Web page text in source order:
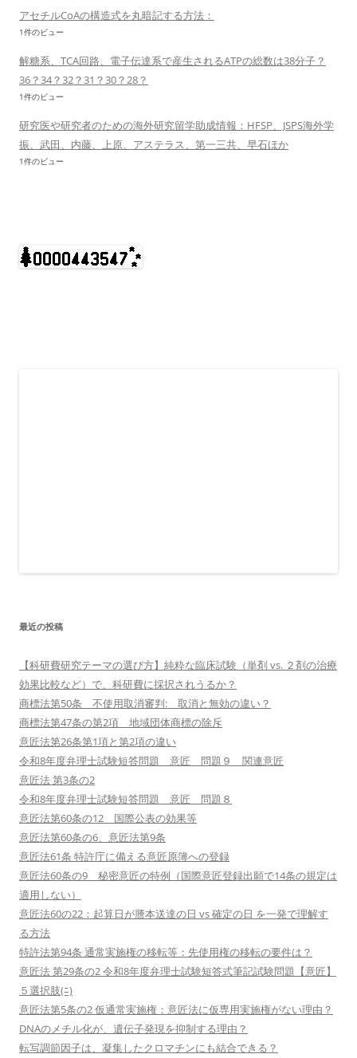
アセチルCoAの構造式を丸暗記する方法：
1件のビュー
解糖系、TCA回路、電子伝達系で産生されるATPの総数は38分子？
36？34？32？31？30？28？
1件のビュー
研究医や研究者のための海外研究留学助成情報：HFSP、JSPS海外学
振、武田、内藤、上原、アステラス、第一三共、早石ほか
1件のビュー
最近の投稿
【科研費研究テーマの選び方】純粋な臨床試験（単剤 vs. ２剤の治療
効果比較など）で、科研費に採択されうるか？
商標法第50条 不使用取消審判: 取消と無効の違い？
商標法第47条の第2項 地域団体商標の除斥
意匠法第26条第1項と第2項の違い
令和8年度弁理士試験短答問題 意匠 問題９ 関連意匠
意匠法 第3条の2
令和8年度弁理士試験短答問題 意匠 問題８
意匠法第60条の12 国際公表の効果等
意匠法第60条の6、意匠法第9条
意匠法61条 特許庁に備える意匠原簿への登録
意匠法60条の9 秘密意匠の特例（国際意匠登録出願で14条の規定は
適用しない）
意匠法60の22：起算日が謄本送達の日 vs 確定の日 を一発で理解す
る方法
特許法第94条 通常実施権の移転等：先使用権の移転の要件は？
意匠法 第29条の2 令和8年度弁理士試験短答式筆記試験問題【意匠】
５選択肢(ﾆ)
意匠法第5条の2 仮通常実施権：意匠法に仮専用実施権がない理由？
DNAのメチル化が、遺伝子発現を抑制する理由？
転写調節因子は、凝集したクロマチンにも結合できる？